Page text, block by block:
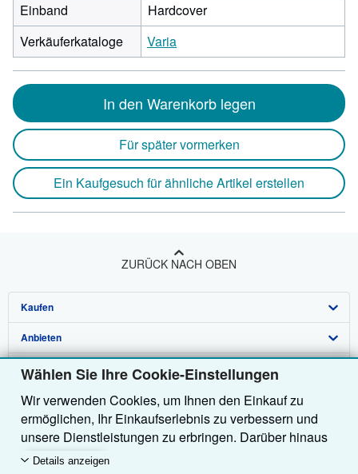
Wählen Sie Ihre Cookie-Einstellungen
Wir verwenden Cookies, um Ihnen den Einkauf zu
ermöglichen, Ihr Einkaufserlebnis zu verbessern und
unsere Dienstleistungen zu erbringen. Darüber hinaus
verwenden wir Cookies, um nachzuvollziehen, wie
Details anzeigen
Einband
Hardcover
Verkäuferkataloge
Varia
In den Warenkorb legen
Für später vormerken
Ein Kaufgesuch für ähnliche Artikel erstellen
ZURÜCK NACH OBEN
Kaufen
Detailsuche
Sammlungen
Nutzerkonto
Meine Bestellungen
Warenkorb
Anbieten
Verkäufer werden
Partnerprogramm
Empfehlen Sie einen Verkäufer
Über uns
Über uns / Impressum
Presse
Karriere
Hilfe
Hilfebereich
Kundenservice
Weitere AbeBooks Unternehmen
AbeBooks.com
AbeBooks folgen